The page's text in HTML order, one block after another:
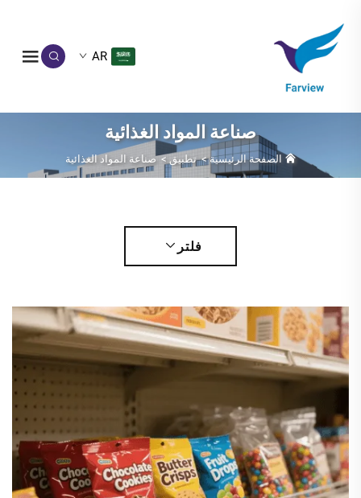
AR
صناعة المواد الغذائية
الصفحة الرئيسية>تطبيق >صناعة المواد الغذائية
فلتر